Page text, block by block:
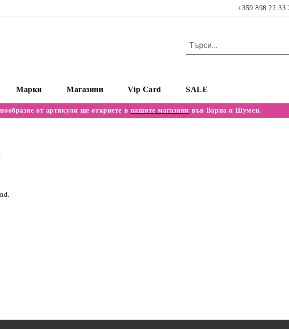
+359 898 22 33
Марки Магазини Vip Card SALE
от артикули ще откриете в нашите магазини във Варна и Шумен.